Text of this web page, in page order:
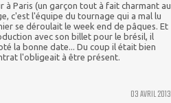
à Paris (un garçon tout à fait charmant au
c'est l'équipe du tournage qui a mal lu
se déroulait le week end de pâques. Et
avec son billet pour le brésil, il
la bonne date... Du coup il était bien
l'obligeait à être présent.
03 AVRIL 2013